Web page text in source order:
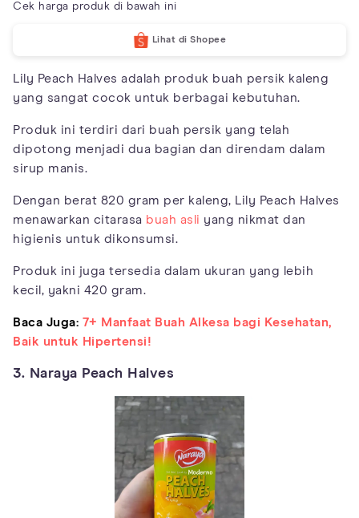
Cek harga produk di bawah ini
Lihat di Shopee
Lily Peach Halves adalah produk buah persik kaleng
yang sangat cocok untuk berbagai kebutuhan.
Produk ini terdiri dari buah persik yang telah
dipotong menjadi dua bagian dan direndam dalam
sirup manis.
Dengan berat 820 gram per kaleng, Lily Peach Halves
menawarkan citarasa buah asli yang nikmat dan
higienis untuk dikonsumsi.
Produk ini juga tersedia dalam ukuran yang lebih
kecil, yakni 420 gram.
Baca Juga: 7+ Manfaat Buah Alkesa bagi Kesehatan,
Baik untuk Hipertensi!
3. Naraya Peach Halves